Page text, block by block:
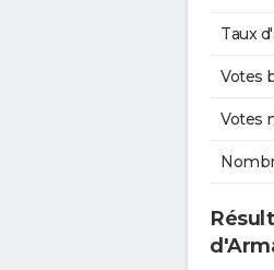
Taux
Votes
Votes